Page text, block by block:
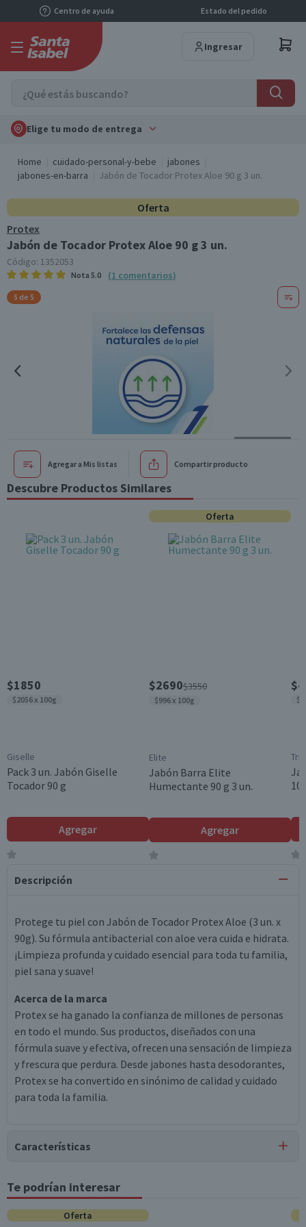
Centro de ayuda Estado del pedido
Ingresar
Elige tu modo de entrega
Home cuidado-personal-y-bebe
jabones
jabones-en-barra
Jabón de Tocador Protex Aloe 90 g 3 un.
Oferta
Protex
Jabón de Tocador Protex Aloe 90 g 3 un.
Código: 1352053
Nota 5.0 (1 comentarios)
5 de 5
Agregar a Mis listas Compartir producto
Descubre Productos Similares
$1850
$2056 x 100g
Giselle
Pack 3 un. Jabón Giselle
Tocador 90 g
Agregar
Oferta
$2690$3550
$996 x 100g
Elite
Jabón Barra Elite
Humectante 90 g 3 un.
Agregar
Descripción
Protege tu piel con Jabón de Tocador Protex Aloe (3 un. x
90g). Su fórmula antibacterial con aloe vera cuida e hidrata.
¡Limpieza profunda y cuidado esencial para toda tu familia,
piel sana y suave!
Acerca de la marca
Protex se ha ganado la confianza de millones de personas
en todo el mundo. Sus productos, diseñados con una
fórmula suave y efectiva, ofrecen una sensación de limpieza
y frescura que perdura. Desde jabones hasta desodorantes,
Protex se ha convertido en sinónimo de calidad y cuidado
para toda la familia.
Características
Tipo de Producto
Jabones
Surtido
Te podrían interesar
Oferta